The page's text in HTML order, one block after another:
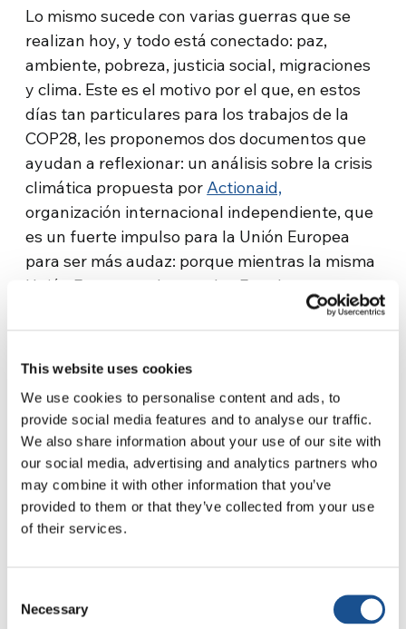
This website uses cookies
We use cookies to personalise content and ads, to
provide social media features and to analyse our traffic.
We also share information about your use of our site with
our social media, advertising and analytics partners who
may combine it with other information that you’ve
provided to them or that they’ve collected from your use
of their services.
Selection
Necessary
Lo mismo sucede con varias guerras que se
realizan hoy, y todo está conectado: paz,
ambiente, pobreza, justicia social, migraciones
y clima. Este es el motivo por el que, en estos
días tan particulares para los trabajos de la
COP28, les proponemos dos documentos que
ayudan a reflexionar: un análisis sobre la crisis
climática propuesta porActionaid,
organización internacional independiente, que
es un fuerte impulso para la Unión Europea
para ser más audaz: porque mientras la misma
Unión Europea exhorta a los Estados presentes
en la COP28 a realizar los pasos necesarios
al clima, es su mismo sistema financiero que
sectores a alta intensidad de carbono.
Luego, siempre a la COP28, elPapa Francisco
envió un discurso que apunta al futuro:
Francisco subraya como el clima se ha
enloquecido por el hambre incontrolada de
con el diálogo como método. Con respecto al
comercio de las armas, propone usar el dinero